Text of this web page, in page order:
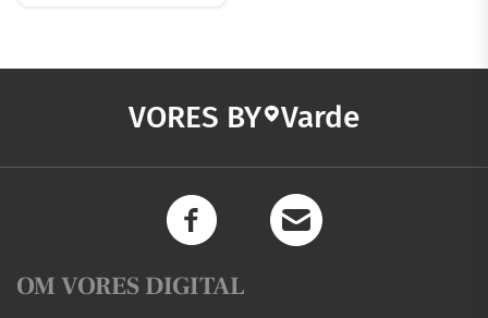
VORES BY Varde
OM VORES DIGITAL